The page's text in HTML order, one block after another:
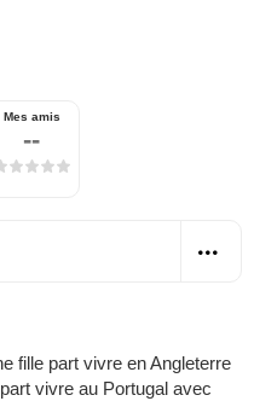
Mes amis
--
fille part vivre en Angleterre
vivre au Portugal avec